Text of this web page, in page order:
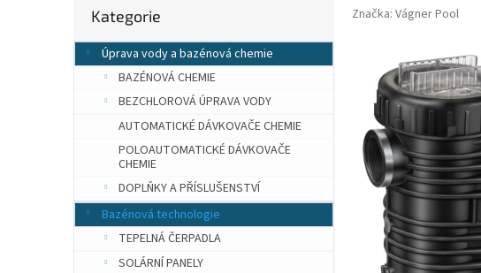
r
a
e
kategorie
Kategorie
Úprava vody a bazénová chemie
BAZÉNOVÁ CHEMIE
BEZCHLOROVÁ ÚPRAVA VODY
AUTOMATICKÉ DÁVKOVAČE CHEMIE
POLOAUTOMATICKÉ DÁVKOVAČE
CHEMIE
DOPLŇKY A PŘÍSLUŠENSTVÍ
Bazénová technologie
TEPELNÁ ČERPADLA
SOLÁRNÍ PANELY
Značka: Vágner Pool